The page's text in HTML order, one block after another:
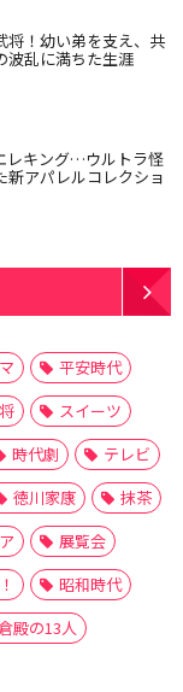
将！幼い弟を支え、共
波乱に満ちた生涯
レキング…ウルトラ怪
アパレルコレクショ
平安時代
スイーツ
時代劇
テレビ
徳川家康
抹茶
展覧会
昭和時代
殿の13人